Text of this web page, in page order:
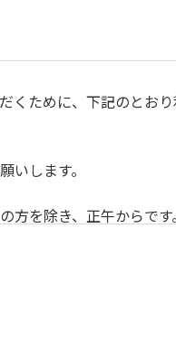
ために、下記のとおり
いします。
方を除き、正午からで
の手続きを行っていな
ョンに出してください